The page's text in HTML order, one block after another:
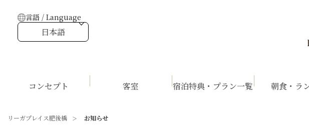
言語 / Language
日本語
コンセプト 客室 宿泊特典・プラン一覧 朝食・ラ
リーガプレイス肥後橋 お知らせ